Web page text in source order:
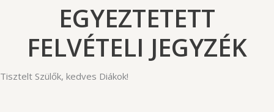
EGYEZTETETT
FELVÉTELI JEGYZÉK
Tisztelt Szülők, kedves Diákok!